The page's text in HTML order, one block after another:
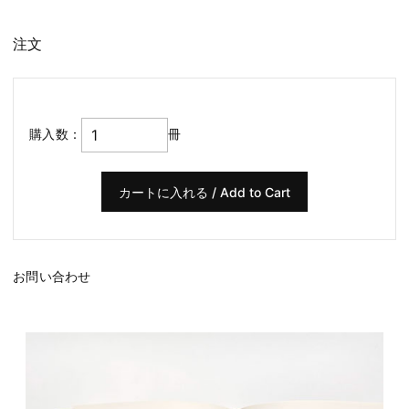
注文
購入数： 冊
お問い合わせ